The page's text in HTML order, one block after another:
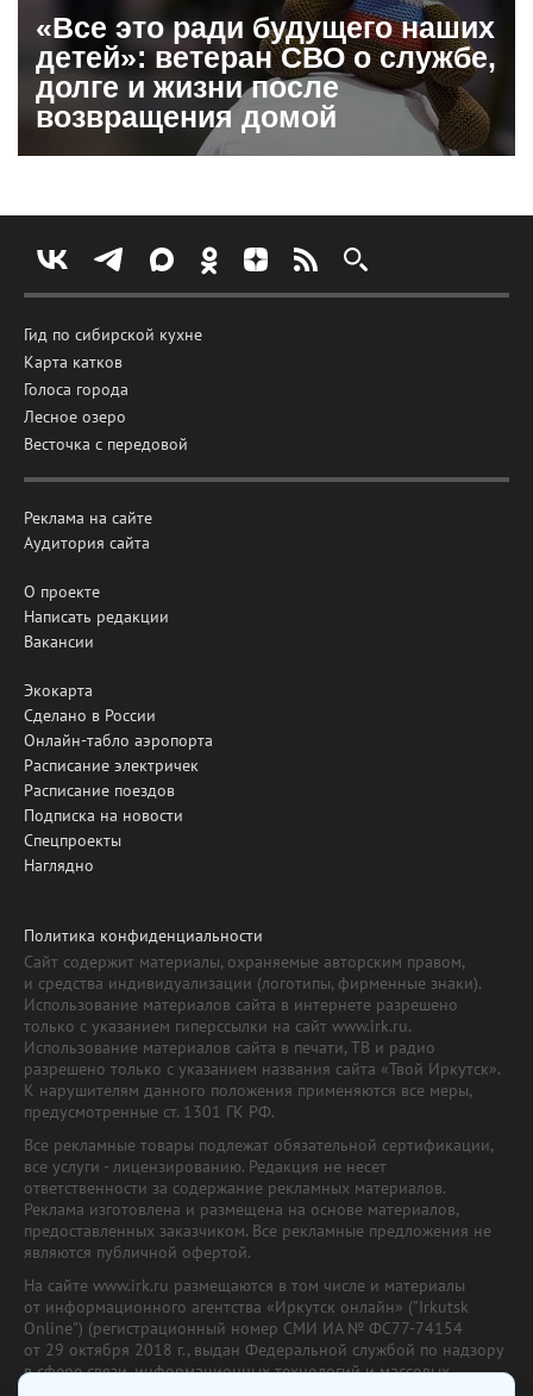
«Все это ради будущего наших
детей»: ветеран СВО о службе,
долге и жизни после
возвращения домой
Гид по сибирской кухне
Карта катков
Голоса города
Лесное озеро
Весточка с передовой
Реклама на сайте
Аудитория сайта
О проекте
Написать редакции
Вакансии
Экокарта
Сделано в России
Онлайн-табло аэропорта
Расписание электричек
Расписание поездов
Подписка на новости
Спецпроекты
Наглядно
Политика конфиденциальности
Сайт содержит материалы, охраняемые авторским правом,
и средства индивидуализации (логотипы, фирменные знаки).
Использование материалов сайта в интернете разрешено
только с указанием гиперссылки на сайт www.irk.ru.
Использование материалов сайта в печати, ТВ и радио
разрешено только с указанием названия сайта «Твой Иркутск».
К нарушителям данного положения применяются все меры,
предусмотренные ст. 1301 ГК РФ.
Все рекламные товары подлежат обязательной сертификации,
все услуги - лицензированию. Редакция не несет
ответственности за содержание рекламных материалов.
Реклама изготовлена и размещена на основе материалов,
предоставленных заказчиком. Все рекламные предложения не
являются публичной офертой.
На сайте www.irk.ru размещаются в том числе и материалы
от информационного агентства «Иркутск онлайн» ("Irkutsk
Online") (регистрационный номер СМИ ИА № ФС77-74154
от 29 октября 2018 г., выдан Федеральной службой по надзору
в сфере связи, информационных технологий и массовых